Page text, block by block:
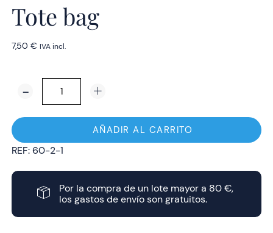
Tote bag
7,50€ IVA incl.
bag
cantidad
AÑADIR AL CARRITO
REF:60-2-1
Por la compra de un lote mayor a 80 €,
los gastos de envío son gratuitos.